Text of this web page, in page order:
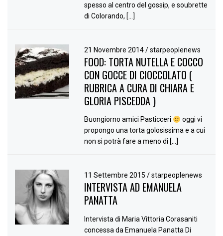
spesso al centro del gossip, e soubrette
di Colorando, […]
21 Novembre 2014/ starpeoplenews
FOOD: TORTA NUTELLA E COCCO
CON GOCCE DI CIOCCOLATO (
RUBRICA A CURA DI CHIARA E
GLORIA PISCEDDA )
Buongiorno amici Pasticceri
oggi vi
propongo una torta golosissima e a cui
non si potrà fare a meno di […]
11 Settembre 2015/ starpeoplenews
INTERVISTA AD EMANUELA
PANATTA
Intervista di Maria Vittoria Corasaniti
concessa da Emanuela Panatta Di